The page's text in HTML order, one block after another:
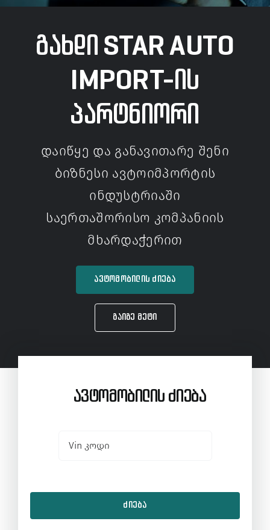
გახდი STAR AUTO
IMPORT-ის
პარტნიორი
დაიწყე და განავითარე შენი
ბიზნესი ავტოიმპორტის
ინდუსტრიაში
საერთაშორისო კომპანიის
მხარდაჭერით
ავტომობილის ძიება
გაიგე მეტი
ავტომობილის ძიება
ᲫᲘᲔᲑᲐ